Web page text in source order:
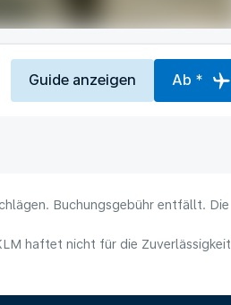
Guide anzeigen Ab *
Buchungsgebühr entfällt. Die
haftet nicht für die Zuverlässigkeit